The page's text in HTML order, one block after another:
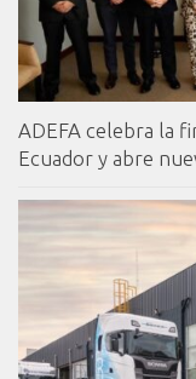
ADEFA celebra la
Ecuador y abre